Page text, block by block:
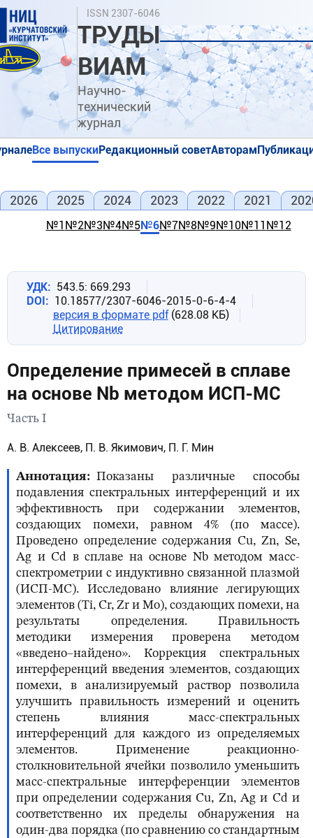
Перейти
основному
содержанию
ISSN 2307-6046
ТРУДЫ
ВИАМ
Научно-
технический
журнал
Поиск
Все выпускиРедакционный советАвторам
2026 2025 2024 2023 2022 2021
№1 №2№3№4№5№6№7№8№9№10№11 №12
УДК
543.5: 669.293
DOI
10.18577/2307-6046-2015-0-6-4-4
версия в формате pdf (628.08 КБ)
Цитирование
Определение примесей в сплаве
на основе Nb методом ИСП-МС
Часть I
А. В. Алексеев, П. В. Якимович, П. Г. Мин
Аннотация
Показаны различные способы
подавления спектральных интерференций и их
эффективность при содержании элементов,
создающих помехи, равном 4% (по массе).
Проведено определение содержания Cu, Zn, Se,
Ag и Cd в сплаве на основе Nb методом масс-
спектрометрии с индуктивно связанной плазмой
(ИСП-МС). Исследовано влияние легирующих
элементов (Ti, Cr, Zr и Mo), создающих помехи, на
результаты определения. Правильность
методики измерения проверена методом
«введено–найдено». Коррекция спектральных
интерференций введения элементов, создающих
помехи, в анализируемый раствор позволила
улучшить правильность измерений и оценить
степень влияния масс-спектральных
интерференций для каждого из определяемых
элементов. Применение реакционно-
столкновительной ячейки позволило уменьшить
масс-спектральные интерференции элементов
при определении содержания Cu, Zn, Ag и Cd и
соответственно их пределы обнаружения на
один-два порядка (по сравнению со стандартным